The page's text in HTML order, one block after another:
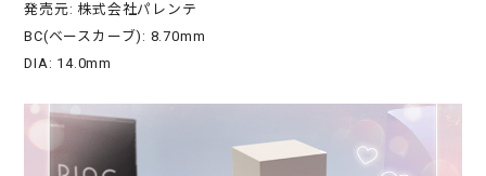
発売元: 株式会社パレンテ
BC(ベースカーブ): 8.70mm
DIA: 14.0mm